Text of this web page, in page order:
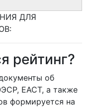
ДЛЯ
рейтинг?
об
ЕАСТ, а также
формируется на